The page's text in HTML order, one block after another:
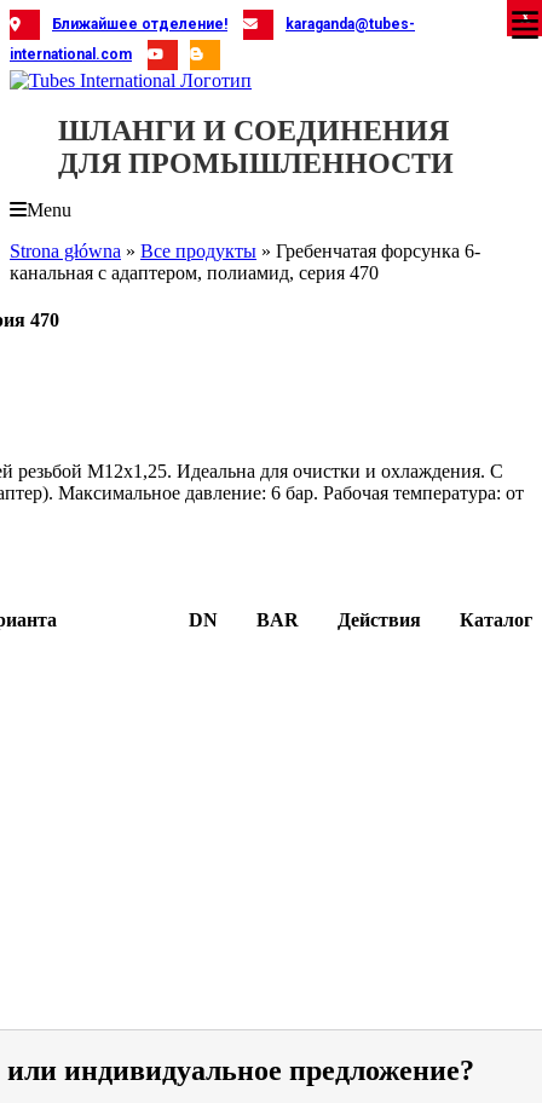
Skip
to
content
Ближайшее отделение!
karaganda@tubes-
international.com
ШЛАНГИ И СОЕДИНЕНИЯ
ДЛЯ ПРОМЫШЛЕННОСТИ
Menu
Strona główna » Все продукты » Гребенчатая форсунка 6-
канальная с адаптером, полиамид, серия 470
470
резьбой M12x1,25. Идеальна для очистки и охлаждения. С
Максимальное давление: 6 бар. Рабочая температура: от
DN BAR Действия Каталог
индивидуальное предложение?
X
X
X
X
X
X
X
X
X
X
X
X
X
X
X
X
X
X
X